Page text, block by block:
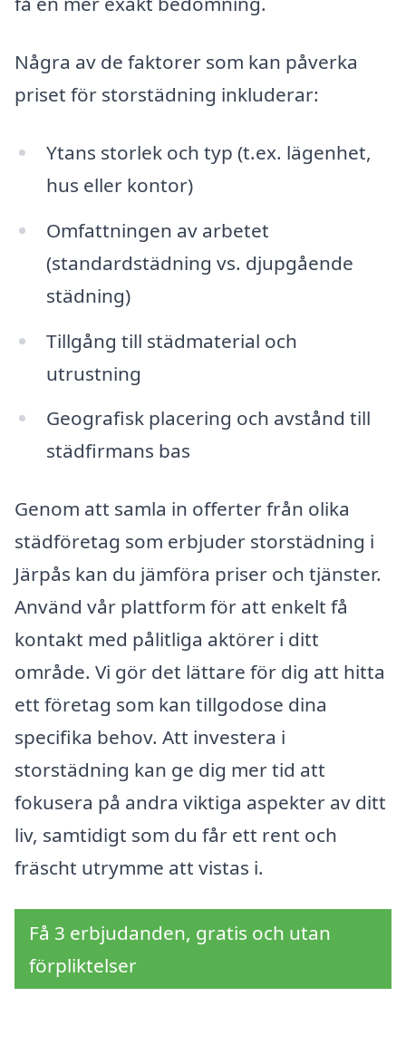
Några av de faktorer som kan påverka
priset för storstädning inkluderar:
Ytans storlek och typ (t.ex. lägenhet,
hus eller kontor)
Omfattningen av arbetet
(standardstädning vs. djupgående
städning)
Tillgång till städmaterial och
utrustning
Geografisk placering och avstånd till
städfirmans bas
Genom att samla in offerter från olika
städföretag som erbjuder storstädning i
Järpås kan du jämföra priser och tjänster.
Använd vår plattform för att enkelt få
kontakt med pålitliga aktörer i ditt
område. Vi gör det lättare för dig att hitta
ett företag som kan tillgodose dina
specifika behov. Att investera i
storstädning kan ge dig mer tid att
fokusera på andra viktiga aspekter av ditt
liv, samtidigt som du får ett rent och
fräscht utrymme att vistas i.
Få 3 erbjudanden, gratis och utan
förpliktelser